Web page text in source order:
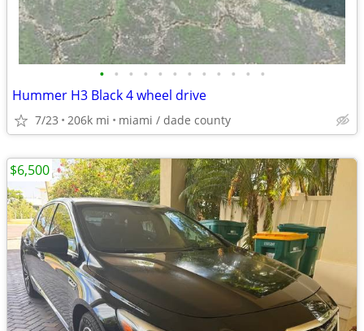
• • • • • • • • • • • •
Hummer H3 Black 4 wheel drive
7/23 206k mi miami / dade county
$6,500